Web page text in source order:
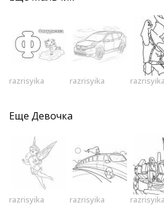
razrisyika razrisyika razrisyika
Еще Девочка
razrisyika razrisyika razrisyika